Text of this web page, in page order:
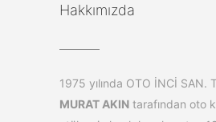
Hakkımızda
1975 yılında OTO İNCİ SAN.
MURAT AKIN tarafından oto